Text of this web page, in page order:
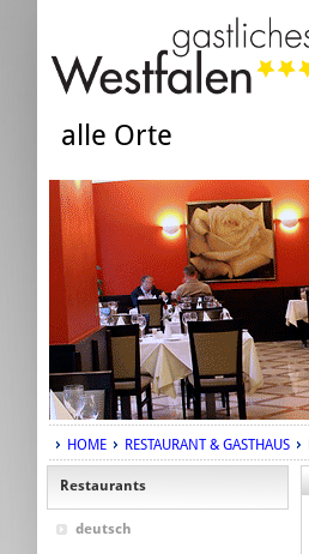
alle Orte
HOME RESTAURANT & GASTHAUS
Restaurants
deutsch